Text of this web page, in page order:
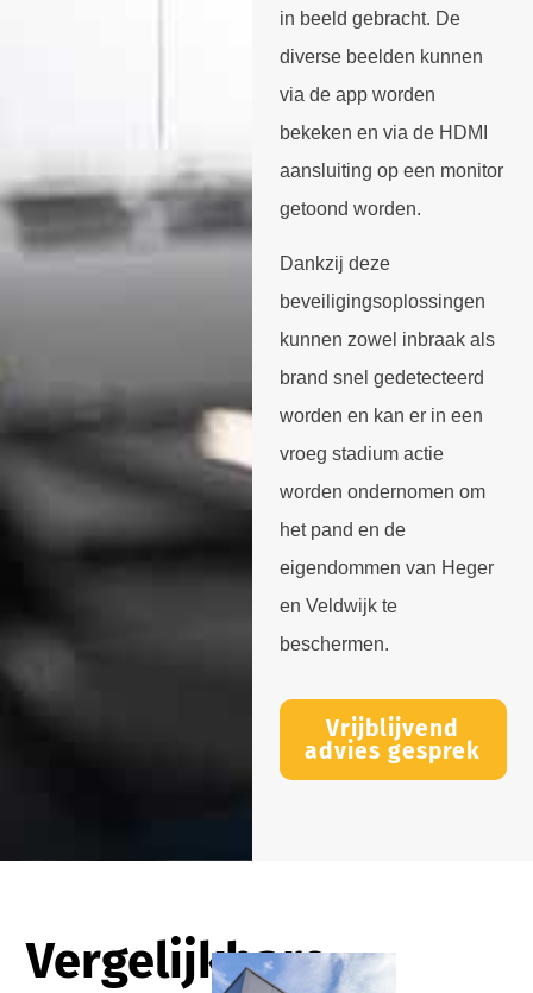
in beeld gebracht. De
diverse beelden kunnen
via de app worden
bekeken en via de HDMI
aansluiting op een monitor
getoond worden.
Dankzij deze
beveiligingsoplossingen
kunnen zowel inbraak als
brand snel gedetecteerd
worden en kan er in een
vroeg stadium actie
worden ondernomen om
het pand en de
eigendommen van Heger
en Veldwijk te
beschermen.
Vrijblijvend
advies gesprek
Vergelijkbare